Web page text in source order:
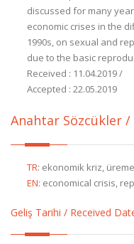
discussed for many
economic crises in the
1990s, on sexual and
due to the basic
Received : 11.04.2019 /
Accepted : 22.05.2019
Anahtar Sözcükler /
TR: ekonomik kriz, üreme
EN: economical crisis,
Geliş Tarihi / Received